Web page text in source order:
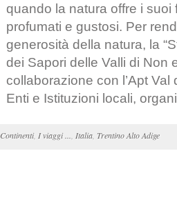
quando la natura offre i suoi
profumati e gustosi. Per
generosità della natura, la
dei Sapori delle Valli di Non
collaborazione con l’Apt Val
Enti e Istituzioni locali,
Continenti, I viaggi ... Italia Trentino Alto Adige